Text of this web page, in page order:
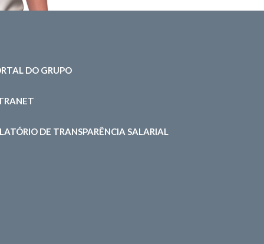
DO GRUPO
DE TRANSPARÊNCIA SALARIAL